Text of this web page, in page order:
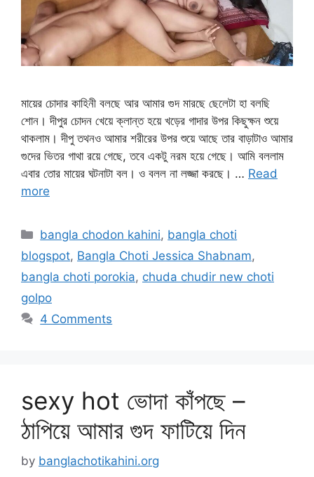
মায়ের চোদার কাহিনী বলছে আর আমার গুদ মারছে ছেলেটা হা বলছি
শোন। দীপুর চোদন খেয়ে ক্লান্ত হয়ে খড়ের গাদার উপর কিছুক্ষন শুয়ে
থাকলাম। দীপু তথনও আমার শরীরের উপর শুয়ে আছে তার বাড়াটাও আমার
গুদের ভিতর গাথা রয়ে গেছে, তবে একটু নরম হয়ে গেছে। আমি বললাম
এবার তোর মায়ের ঘটনাটা বল। ও বলল না লজ্জা করছে। … Read
more
Categories
bangla chodon kahini, bangla choti
blogspot, Bangla Choti Jessica Shabnam,
bangla choti porokia, chuda chudir new choti
golpo
4 Comments
sexy hot ভোদা কাঁপছে –
ঠাপিয়ে আমার গুদ ফাটিয়ে দিন
by banglachotikahini.org